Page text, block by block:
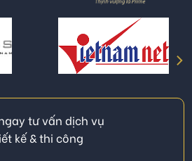
tư vấn dịch vụ
kế & thi công